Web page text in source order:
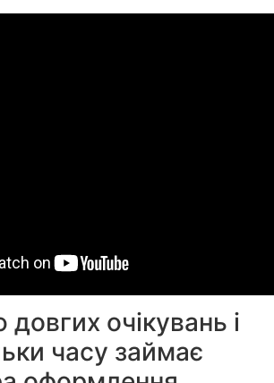
очікувань і
часу займає